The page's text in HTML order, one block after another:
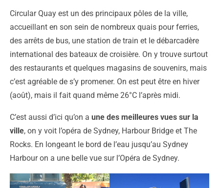
Circular Quay est un des principaux pôles de la ville,
accueillant en son sein de nombreux quais pour ferries,
des arrêts de bus, une station de train et le débarcadère
international des bateaux de croisière. On y trouve surtout
des restaurants et quelques magasins de souvenirs, mais
c’est agréable de s’y promener. On est peut être en hiver
(août), mais il fait quand même 26°C l’après midi.
C’est aussi d’ici qu’on a une des meilleures vues sur la
ville, on y voit l’opéra de Sydney, Harbour Bridge et The
Rocks. En longeant le bord de l’eau jusqu’au Sydney
Harbour on a une belle vue sur l’Opéra de Sydney.